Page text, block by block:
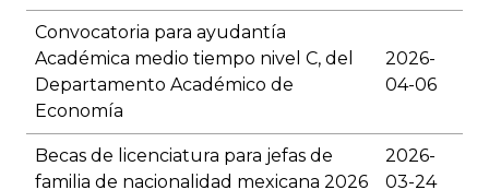
Convocatoria para ayudantía
Académica medio tiempo nivel C, del
Departamento Académico de
Economía
2026-
04-06
Becas de licenciatura para jefas de
familia de nacionalidad mexicana 2026
2026-
03-24